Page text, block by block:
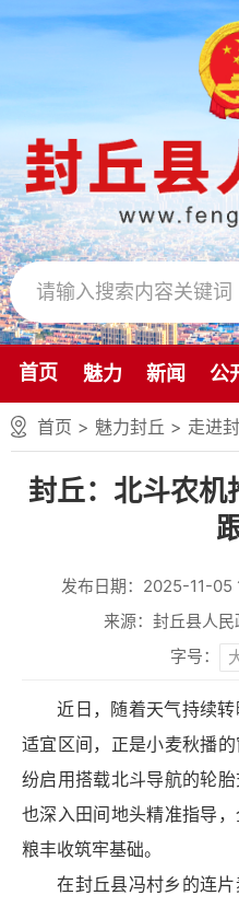
首页 魅力 新闻 公
首页 > 魅力封丘 > 走进
封丘：北斗农机
发布日期：2025-11-05
来源：封丘县人民
字号：
近日，随着天气持续转
适宜区间，正是小麦秋播
纷启用搭载北斗导航的轮
也深入田间地头精准指导
粮丰收筑牢基础。
在封丘县冯村乡的连片